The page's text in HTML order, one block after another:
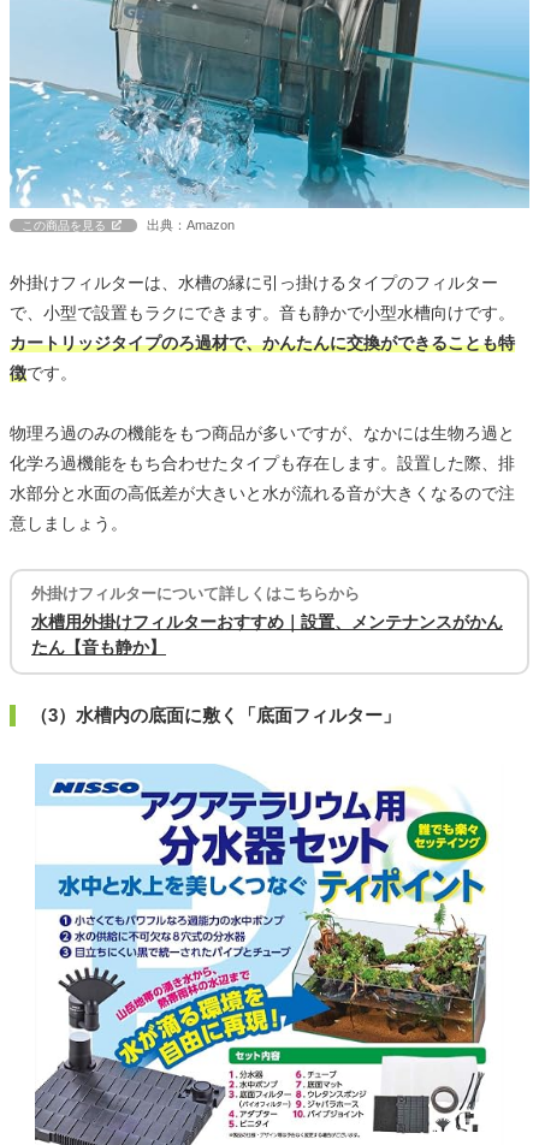
この商品を見る 出典：Amazon
外掛けフィルターは、水槽の縁に引っ掛けるタイプのフィルター
で、小型で設置もラクにできます。音も静かで小型水槽向けです。
カートリッジタイプのろ過材で、かんたんに交換ができることも特
徴です。
物理ろ過のみの機能をもつ商品が多いですが、なかには生物ろ過と
化学ろ過機能をもち合わせたタイプも存在します。設置した際、排
水部分と水面の高低差が大きいと水が流れる音が大きくなるので注
意しましょう。
外掛けフィルターについて詳しくはこちらから
水槽用外掛けフィルターおすすめ｜設置、メンテナンスがかん
たん【音も静か】
（3）水槽内の底面に敷く「底面フィルター」